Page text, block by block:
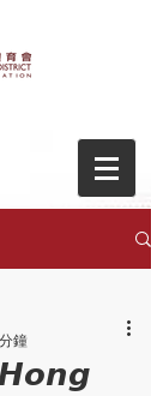
鐘